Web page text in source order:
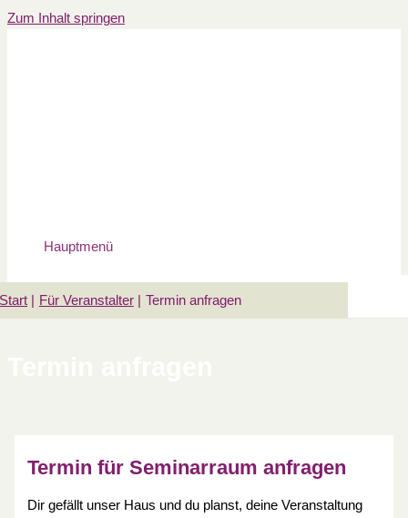
Zum Inhalt springen
Hauptmenü
Start Für Veranstalter Termin anfragen
Termin für Seminarraum anfragen
Dir gefällt unser Haus und du planst, deine Veranstaltung